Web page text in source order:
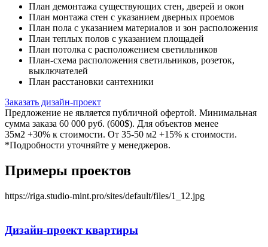
План демонтажа существующих стен, дверей и окон
План монтажа стен с указанием дверных проемов
План пола с указанием материалов и зон расположения
План теплых полов с указанием площадей
План потолка с расположением светильников
План-схема расположения светильников, розеток,
выключателей
План расстановки сантехники
Заказать дизайн-проект
Предложение не является публичной офертой. Минимальная
сумма заказа 60 000 руб. (600$). Для объектов менее
35м2 +30% к стоимости. От 35-50 м2 +15% к стоимости.
*Подробности уточняйте у менеджеров.
Примеры проектов
https://riga.studio-mint.pro/sites/default/files/1_12.jpg
Дизайн-проектквартиры